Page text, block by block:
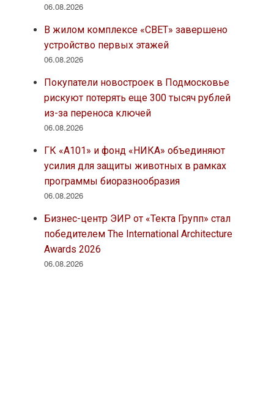
06.08.2026
В жилом комплексе «СВЕТ» завершено
устройство первых этажей
06.08.2026
Покупатели новостроек в Подмосковье
рискуют потерять еще 300 тысяч рублей
из-за переноса ключей
06.08.2026
ГК «А101» и фонд «НИКА» объединяют
усилия для защиты животных в рамках
программы биоразнообразия
06.08.2026
Бизнес-центр ЭИР от «Текта Групп» стал
победителем The International Architecture
Awards 2026
06.08.2026